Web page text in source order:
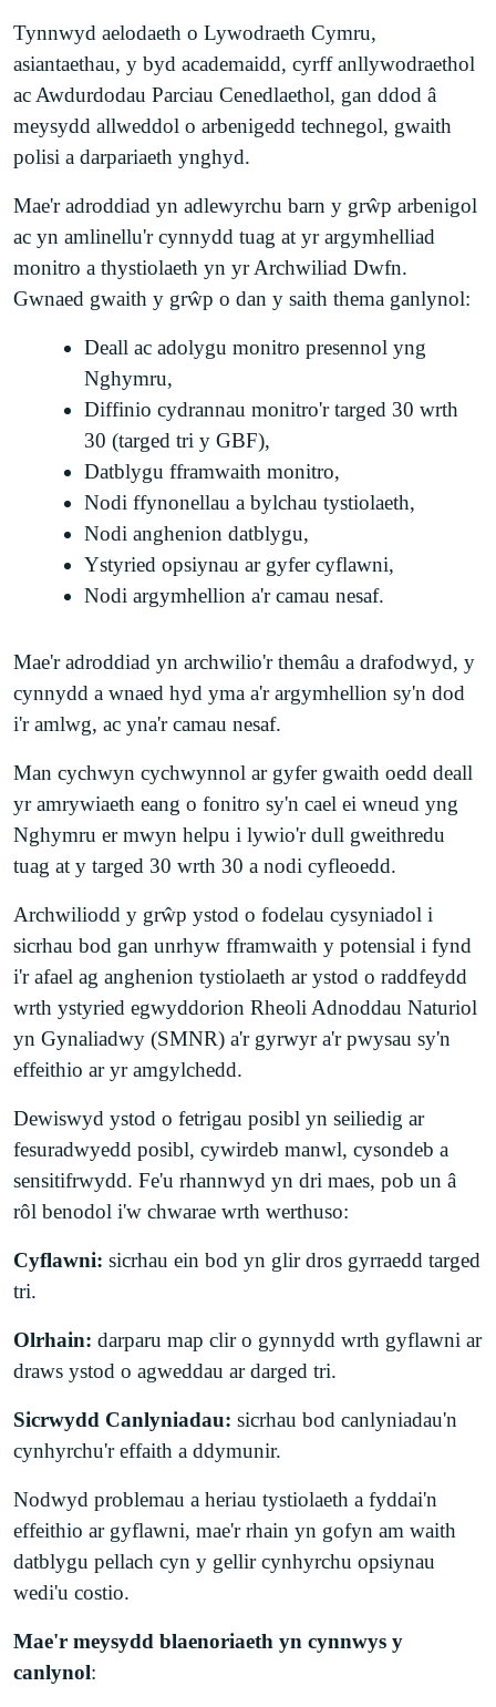
Tynnwyd aelodaeth o Lywodraeth Cymru,
asiantaethau, y byd academaidd, cyrff anllywodraethol
ac Awdurdodau Parciau Cenedlaethol, gan ddod â
meysydd allweddol o arbenigedd technegol, gwaith
polisi a darpariaeth ynghyd.
Mae'r adroddiad yn adlewyrchu barn y grŵp arbenigol
ac yn amlinellu'r cynnydd tuag at yr argymhelliad
monitro a thystiolaeth yn yr Archwiliad Dwfn.
Gwnaed gwaith y grŵp o dan y saith thema ganlynol:
Deall ac adolygu monitro presennol yng
Nghymru,
Diffinio cydrannau monitro'r targed 30 wrth
30 (targed tri y GBF),
Datblygu fframwaith monitro,
Nodi ffynonellau a bylchau tystiolaeth,
Nodi anghenion datblygu,
Ystyried opsiynau ar gyfer cyflawni,
Nodi argymhellion a'r camau nesaf.
Mae'r adroddiad yn archwilio'r themâu a drafodwyd, y
cynnydd a wnaed hyd yma a'r argymhellion sy'n dod
i'r amlwg, ac yna'r camau nesaf.
Man cychwyn cychwynnol ar gyfer gwaith oedd deall
yr amrywiaeth eang o fonitro sy'n cael ei wneud yng
Nghymru er mwyn helpu i lywio'r dull gweithredu
tuag at y targed 30 wrth 30 a nodi cyfleoedd.
Archwiliodd y grŵp ystod o fodelau cysyniadol i
sicrhau bod gan unrhyw fframwaith y potensial i fynd
i'r afael ag anghenion tystiolaeth ar ystod o raddfeydd
wrth ystyried egwyddorion Rheoli Adnoddau Naturiol
yn Gynaliadwy (SMNR) a'r gyrwyr a'r pwysau sy'n
effeithio ar yr amgylchedd.
Dewiswyd ystod o fetrigau posibl yn seiliedig ar
fesuradwyedd posibl, cywirdeb manwl, cysondeb a
sensitifrwydd. Fe'u rhannwyd yn dri maes, pob un â
rôl benodol i'w chwarae wrth werthuso:
Cyflawni: sicrhau ein bod yn glir dros gyrraedd targed
tri.
Olrhain: darparu map clir o gynnydd wrth gyflawni ar
draws ystod o agweddau ar darged tri.
Sicrwydd Canlyniadau: sicrhau bod canlyniadau'n
cynhyrchu'r effaith a ddymunir.
Nodwyd problemau a heriau tystiolaeth a fyddai'n
effeithio ar gyflawni, mae'r rhain yn gofyn am waith
datblygu pellach cyn y gellir cynhyrchu opsiynau
wedi'u costio.
Mae'r meysydd blaenoriaeth yn cynnwys y
canlynol: